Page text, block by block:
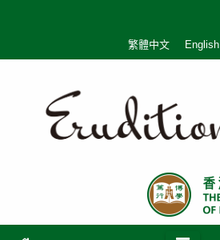
content
繁體中文 English